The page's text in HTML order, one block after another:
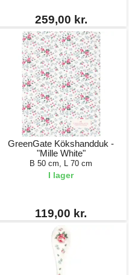
259,00 kr.
GreenGate Kökshandduk -
"Mille White"
B 50 cm, L 70 cm
I lager
119,00 kr.